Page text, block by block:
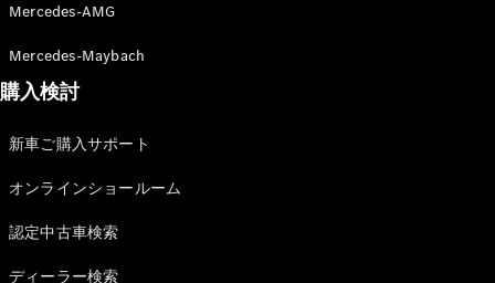
Mercedes-AMG
Mercedes-Maybach
購入検討
新車ご購入サポート
オンラインショールーム
認定中古車検索
ディーラー検索